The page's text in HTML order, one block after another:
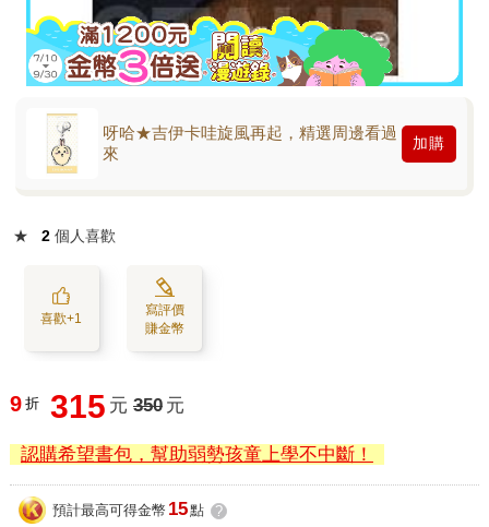
呀哈★吉伊卡哇旋風再起，精選周邊看過
來
加購
★ 2 個人喜歡
喜歡+1
寫評價
賺金幣
9 折 315 元 350 元
認購希望書包，幫助弱勢孩童上學不中斷！
預計最高可得金幣 15點 ?